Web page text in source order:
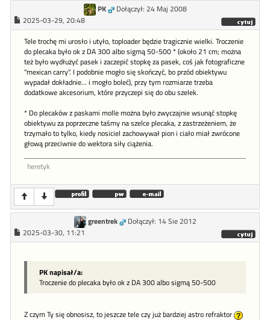
PK
Dołączył: 24 Maj 2008
2025-03-29, 20:48
Tele trochę mi urosło i utyło, toploader będzie tragicznie wielki. Troczenie
do plecaka było ok z DA 300 albo sigmą 50-500 * (około 21 cm; można
też było wydłużyć pasek i zaczepić stopkę za pasek, coś jak fotograficzne
"mexican carry". I podobnie mogło się skończyć, bo przód obiektywu
wypadał dokładnie... i mogło boleć), przy tym rozmiarze trzeba
dodatkowe akcesorium, które przyczepi się do obu szelek.
* Do plecaków z paskami molle można było zwyczajnie wsunąć stopkę
obiektywu za poprzeczne taśmy na szelce plecaka, z zastrzeżeniem, że
trzymało to tylko, kiedy nosiciel zachowywał pion i ciało miał zwrócone
głową przeciwnie do wektora siły ciążenia.
heretyk
greentrek
Dołączył: 14 Sie 2012
2025-03-30, 11:21
PK napisał/a:
Troczenie do plecaka było ok z DA 300 albo sigmą 50-500
Z czym Ty się obnosisz, to jeszcze tele czy już bardziej astro refraktor